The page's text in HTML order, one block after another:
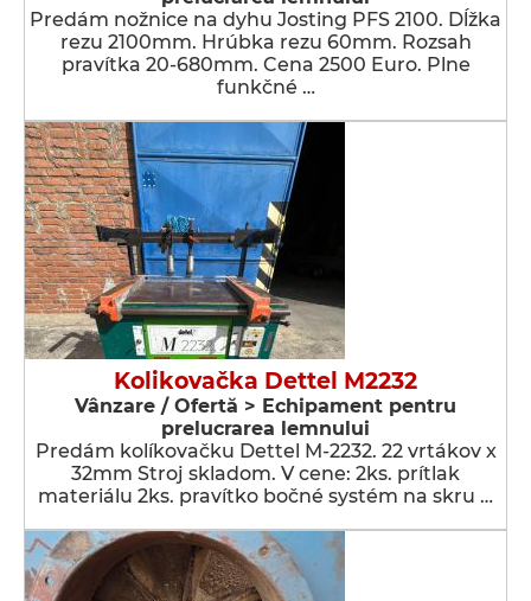
Predám nožnice na dyhu Josting PFS 2100. Dĺžka
rezu 2100mm. Hrúbka rezu 60mm. Rozsah
pravítka 20-680mm. Cena 2500 Euro. Plne
funkčné …
Kolikovačka Dettel M2232
Vânzare / Ofertă > Echipament pentru
prelucrarea lemnului
Predám kolíkovačku Dettel M-2232. 22 vrtákov x
32mm Stroj skladom. V cene: 2ks. prítlak
materiálu 2ks. pravítko bočné systém na skru …